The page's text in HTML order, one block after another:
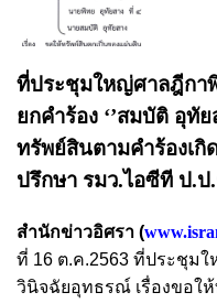
ที่ประชุมใหญ่ศาลฎีก
ยกคำร้อง ‘’สมบัติ อุทั
ทรัพย์สินตามคำร้องเ
ปรึกษา รมว.ไอซีที ป.
สำนักข่าวอิศรา (
ที่ 16 ต.ค.2563 ที่ประชุม
วินิจฉัยอุทธรณ์ เรื่องขอใ